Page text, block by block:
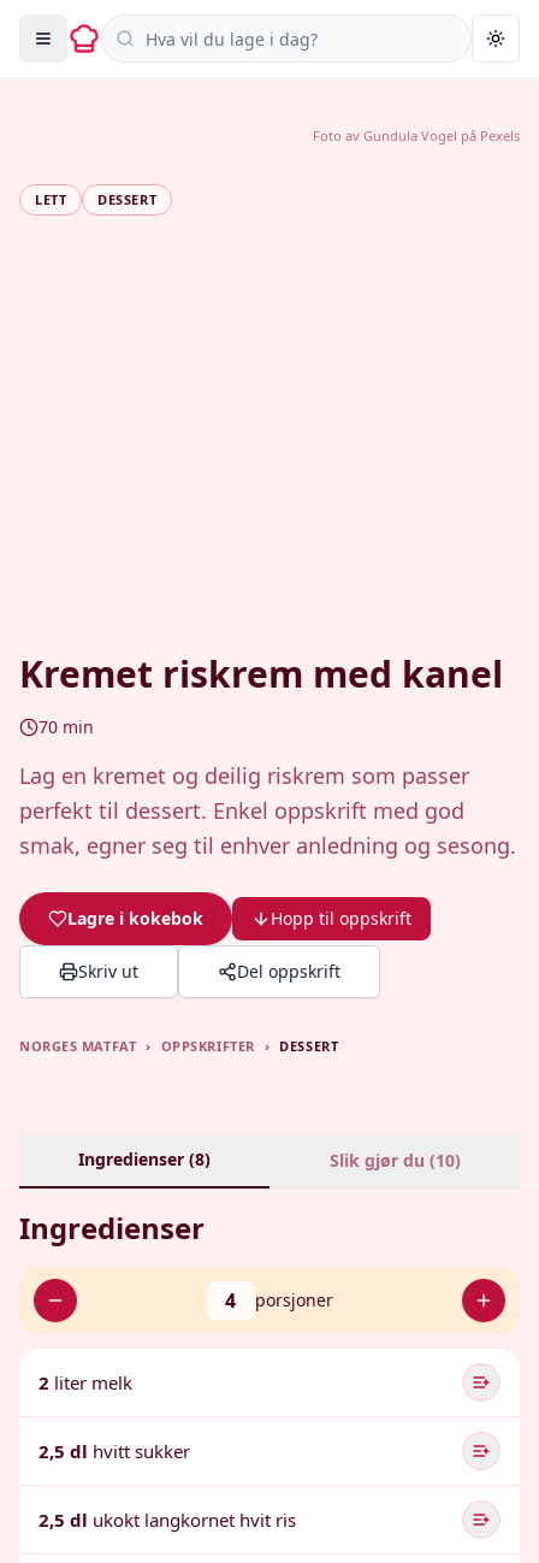
Søk i oppskrifter
LETT DESSERT
Kremet riskrem med kanel
70 min
Lag en kremet og deilig riskrem som passer
perfekt til dessert. Enkel oppskrift med god
smak, egner seg til enhver anledning og sesong.
Lagre i kokebok Hopp til oppskrift
Skriv ut Del oppskrift
Foto av Gundula Vogel på Pexels
NORGES MATFAT › OPPSKRIFTER › DESSERT
Ingredienser (8) Slik gjør du (10)
Ingredienser
4 porsjoner
2 liter melk
2,5 dl hvitt sukker
2,5 dl ukokt langkornet hvit ris